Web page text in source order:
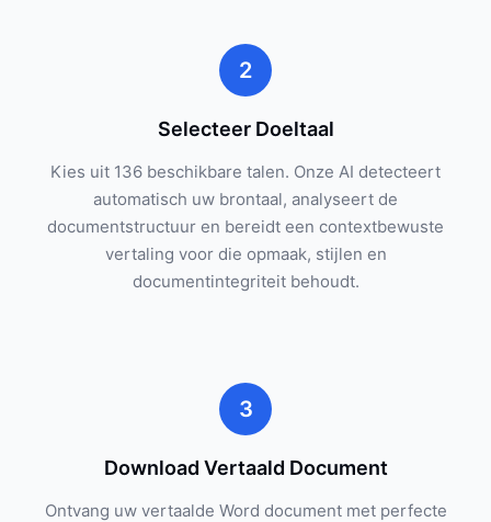
2
Selecteer Doeltaal
Kies uit 136 beschikbare talen. Onze AI detecteert
automatisch uw brontaal, analyseert de
documentstructuur en bereidt een contextbewuste
vertaling voor die opmaak, stijlen en
documentintegriteit behoudt.
3
Download Vertaald Document
Ontvang uw vertaalde Word document met perfecte